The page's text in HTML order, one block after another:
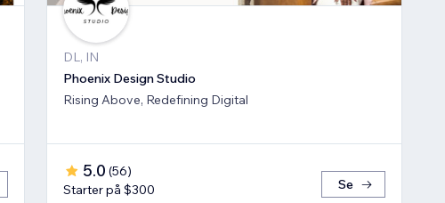
DL, IN
Phoenix Design Studio
Rising Above, Redefining Digital
5.0 (56)
Starter på $300
Se